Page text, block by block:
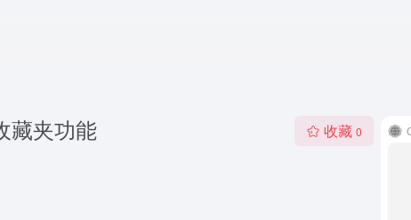
藏夹功能 收藏 0